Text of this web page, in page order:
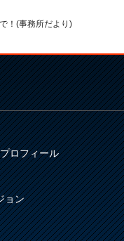
！(事務所だより)
ロフィール
ョン